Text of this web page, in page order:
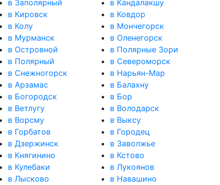
в Заполярный
в Кандалакшу
в Кировск
в Ковдор
в Колу
в Мончегорск
в Мурманск
в Оленегорск
в Островной
в Полярные Зори
в Полярный
в Североморск
в Снежногорск
в Нарьян-Мар
в Арзамас
в Балахну
в Богородск
в Бор
в Ветлугу
в Володарск
в Ворсму
в Выксу
в Горбатов
в Городец
в Дзержинск
в Заволжье
в Княгинино
в Кстово
в Кулебаки
в Лукоянов
в Лысково
в Навашино